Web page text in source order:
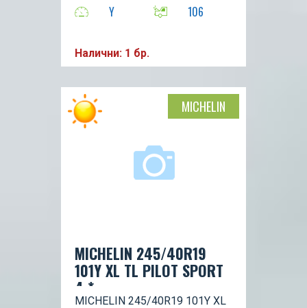
Y
106
Налични: 1 бр.
MICHELIN 245/40R19
101Y XL TL PILOT SPORT
4 *
MICHELIN 245/40R19 101Y XL
MICHELIN